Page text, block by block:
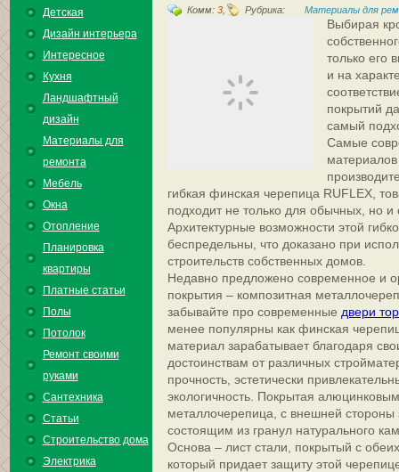
Детская
Дизайн интерьера
Интересное
Кухня
Ландшафтный
дизайн
Материалы для
ремонта
Мебель
Окна
Отопление
Планировка
квартиры
Платные статьи
Полы
Потолок
Ремонт своими
руками
Сантехника
Статьи
Строительство дома
Электрика
Комм: 3, Рубрика: Материалы для
Выбирая
только его
и на
покрытий
самый
Самые
гибкая финская черепица RUFLEX,
подходит не только для обычных, но
Архитектурные возможности этой
беспредельны, что доказано при
строительств собственных домов.
Недавно предложено современное и
покрытия – композитная
забывайте про современные двери
менее популярны как финская
материал зарабатывает благодаря
достоинствам от различных
прочность, эстетически
экологичность. Покрытая
металлочерепица, c внешней
состоящим из гранул натурального
Основа – лист стали, покрытый с
который придает защиту этой